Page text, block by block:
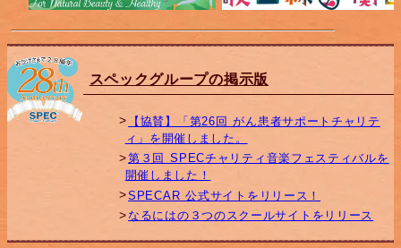
スペックグループの掲示版
【協賛】「第26回 がん患者サポートチャリテ
ィ」を開催しました。
第３回 SPECチャリティ音楽フェスティバルを
開催しました！
SPECAR 公式サイトをリリース！
なるにはの３つのスクールサイトをリリース